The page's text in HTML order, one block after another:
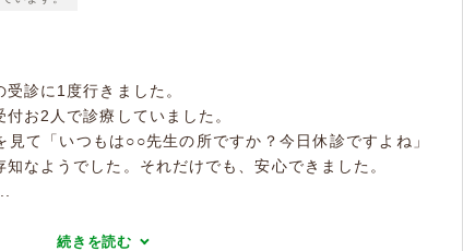
診に1度行きました。
お2人で診療していました。
て「いつもは○○先生の所ですか？今日休診ですよね」
なようでした。それだけでも、安心できました。
続きを読む